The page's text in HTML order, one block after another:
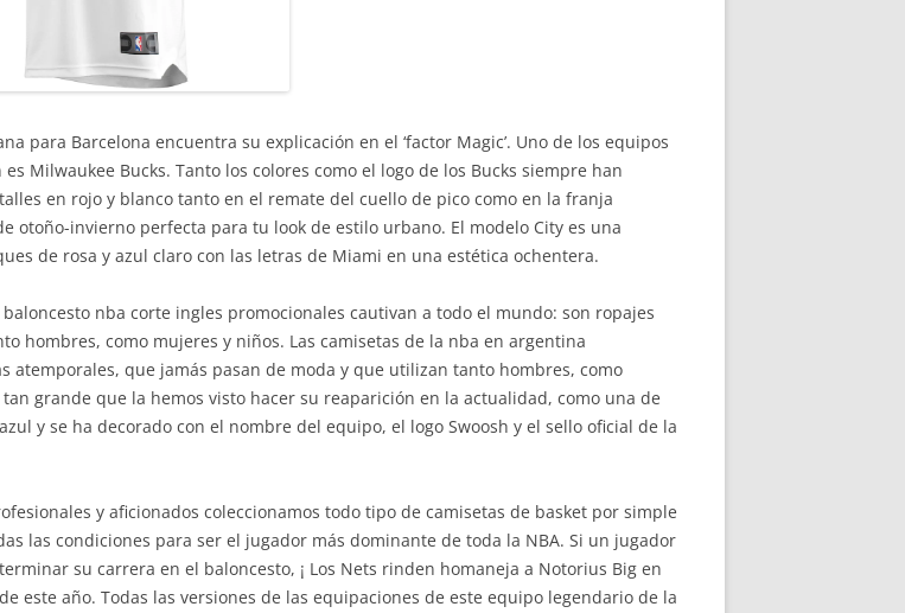
para Barcelona encuentra su explicación en el ‘factor Magic’. Uno de los equipos
Milwaukee Bucks. Tanto los colores como el logo de los Bucks siempre han
en rojo y blanco tanto en el remate del cuello de pico como en la franja
otoño-invierno perfecta para tu look de estilo urbano. El modelo City es una
de rosa y azul claro con las letras de Miami en una estética ochentera.
nba corte ingles promocionales cautivan a todo el mundo: son ropajes
hombres, como mujeres y niños. Las camisetas de la nba en argentina
atemporales, que jamás pasan de moda y que utilizan tanto hombres, como
grande que la hemos visto hacer su reaparición en la actualidad, como una de
y se ha decorado con el nombre del equipo, el logo Swoosh y el sello oficial de la
y aficionados coleccionamos todo tipo de camisetas de basket por simple
las condiciones para ser el jugador más dominante de toda la NBA. Si un jugador
su carrera en el baloncesto, ¡ Los Nets rinden homaneja a Notorius Big en
este año. Todas las versiones de las equipaciones de este equipo legendario de la